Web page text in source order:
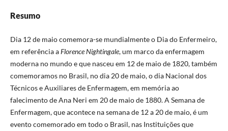
Resumo
Dia 12 de maio comemora-se mundialmente o Dia do Enfermeiro,
em referência aFlorence Nightingale, um marco da enfermagem
moderna no mundo e que nasceu em 12 de maio de 1820, também
comemoramos no Brasil, no dia 20 de maio, o dia Nacional dos
Técnicos e Auxiliares de Enfermagem, em memória ao
falecimento de Ana Neri em 20 de maio de 1880. A Semana de
Enfermagem, que acontece na semana de 12 a 20 de maio, é um
evento comemorado em todo o Brasil, nas Instituições que